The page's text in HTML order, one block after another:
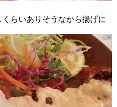
らいありそうなから揚げに